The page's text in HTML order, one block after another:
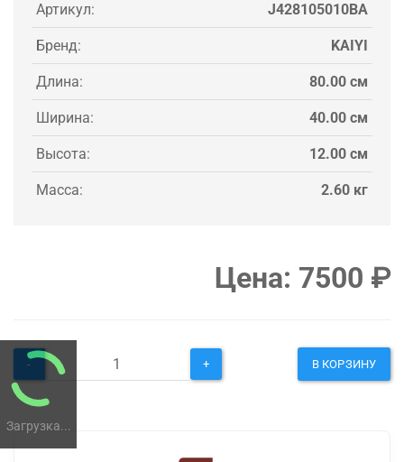
Загрузка...
Артикул: J428105010BA
Бренд: KAIYI
Длина: 80.00 см
Ширина: 40.00 см
Высота: 12.00 см
Масса: 2.60 кг
Цена: 7500 ₽
- + В КОРЗИНУ